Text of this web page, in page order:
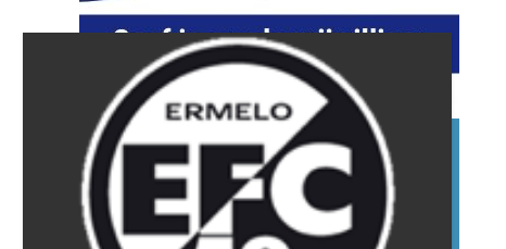
dierenkliniekputten
word vrijwilliger (1)